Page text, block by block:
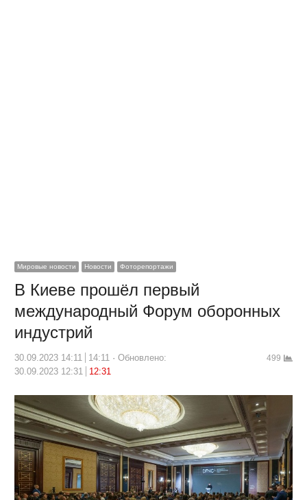
Мировые новости Новости Фоторепортажи
В Киеве прошёл первый
международный Форум оборонных
индустрий
30.09.2023 14:11 14:11
Обновлено:
30.09.2023 12:31
12:31
499